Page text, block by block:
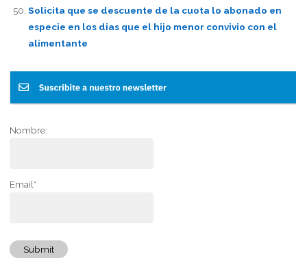
Solicita que se descuente de la cuota lo abonado en
especie en los dias que el hijo menor convivio con el
alimentante
Nombre:
Email*
Submit